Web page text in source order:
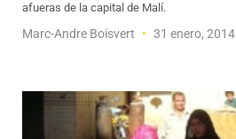
afueras de la capital de Malí.
Marc-Andre Boisvert 31 enero, 2014